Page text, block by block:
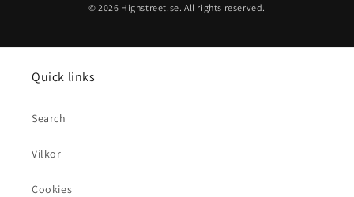
© 2026 Highstreet.se. All rights reserved.
Quick links
Search
Vilkor
Cookies